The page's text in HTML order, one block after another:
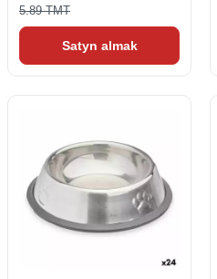
5.89 TMT
Satyn almak